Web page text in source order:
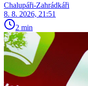
Chalupáři-Zahrádkáři
8. 8. 2026, 21:51
2 min